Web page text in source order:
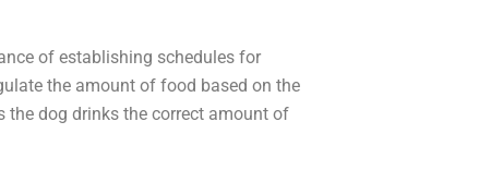
of establishing schedules for
the amount of food based on the
the dog drinks the correct amount of